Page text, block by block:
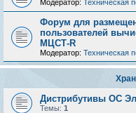
Модератор: Техническая
Форум для
пользователей
МЦСТ-R
Модератор: Техническая
Дистрибутивы ОС
Темы: 1